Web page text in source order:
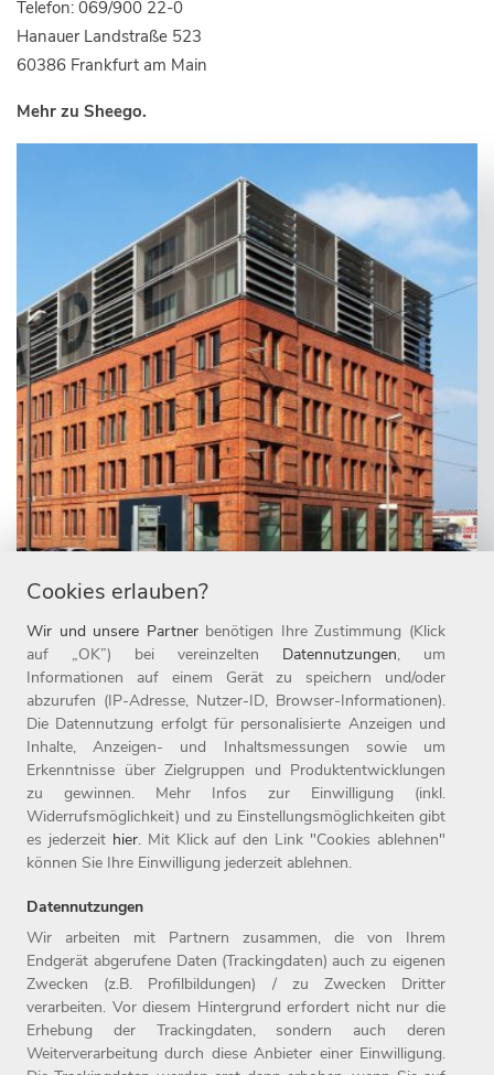
Telefon: 069/900 22-0
Hanauer Landstraße 523
60386 Frankfurt am Main
Mehr zu Sheego.
Lust, Teil der Witt-Gruppe zu werden?Hier geht´s zu
unserer Karriereseite!
JOBS
Home
Arbeitgeber
Benefits
Jobs
Einstiegslevel
Arbeitsfelder
Kontakt
Impressum
Datenschutz
Cookies erlauben?
Wir und unsere Partnerbenötigen Ihre Zustimmung (Klick
auf „OK”) bei vereinzelten Datennutzungen, um
Informationen auf einem Gerät zu speichern und/oder
abzurufen (IP-Adresse, Nutzer-ID, Browser-Informationen).
Die Datennutzung erfolgt für personalisierte Anzeigen und
Inhalte, Anzeigen- und Inhaltsmessungen sowie um
Erkenntnisse über Zielgruppen und Produktentwicklungen
zu gewinnen. Mehr Infos zur Einwilligung (inkl.
Widerrufsmöglichkeit) und zu Einstellungsmöglichkeiten gibt
es jederzeit hier. Mit Klick auf den Link "Cookies ablehnen"
können Sie Ihre Einwilligung jederzeit ablehnen.
Datennutzungen
Wir arbeiten mit Partnern zusammen, die von Ihrem
Endgerät abgerufene Daten (Trackingdaten) auch zu eigenen
Zwecken (z.B. Profilbildungen) / zu Zwecken Dritter
verarbeiten. Vor diesem Hintergrund erfordert nicht nur die
Erhebung der Trackingdaten, sondern auch deren
Weiterverarbeitung durch diese Anbieter einer Einwilligung.